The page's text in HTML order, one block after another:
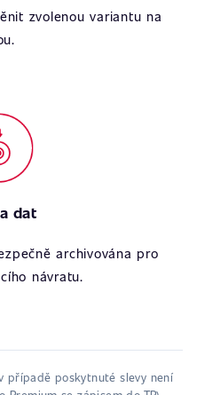
zvolenou variantu na
dat
archivována pro
návratu.
případě poskytnuté slevy není